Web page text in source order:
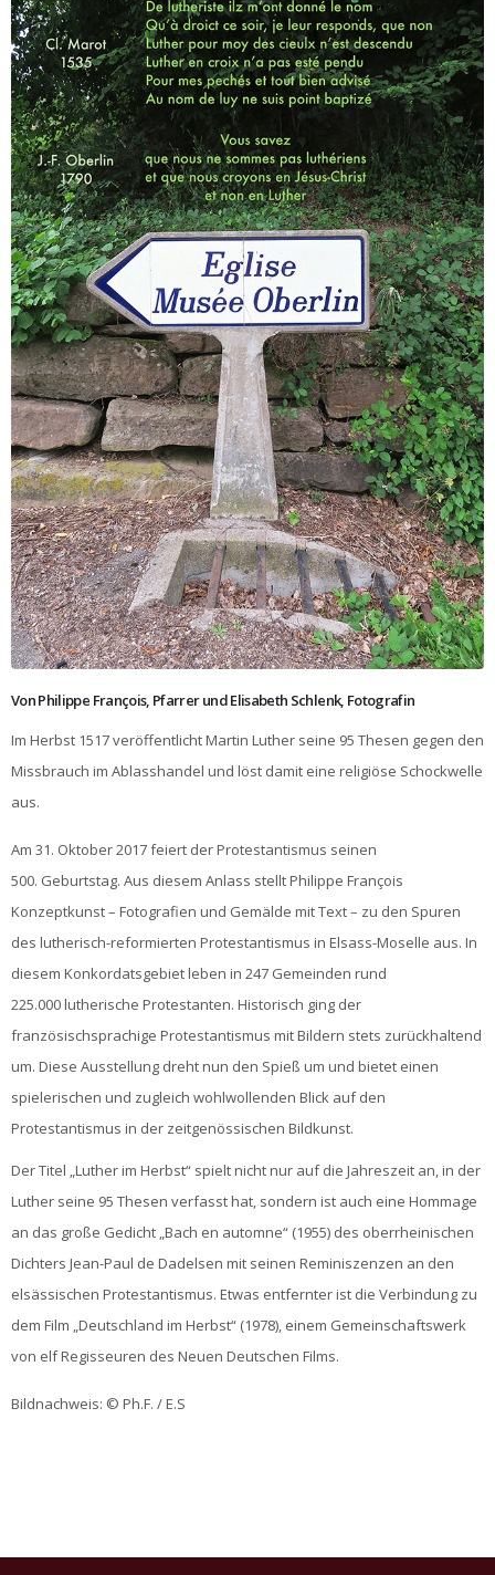
Von Philippe François, Pfarrer und Elisabeth Schlenk, Fotografin
Im Herbst 1517 veröffentlicht Martin Luther seine 95 Thesen gegen den
Missbrauch im Ablasshandel und löst damit eine religiöse Schockwelle
aus.
Am 31. Oktober 2017 feiert der Protestantismus seinen
500. Geburtstag. Aus diesem Anlass stellt Philippe François
Konzeptkunst – Fotografien und Gemälde mit Text – zu den Spuren
des lutherisch-reformierten Protestantismus in Elsass-Moselle aus. In
diesem Konkordatsgebiet leben in 247 Gemeinden rund
225.000 lutherische Protestanten. Historisch ging der
französischsprachige Protestantismus mit Bildern stets zurückhaltend
um. Diese Ausstellung dreht nun den Spieß um und bietet einen
spielerischen und zugleich wohlwollenden Blick auf den
Protestantismus in der zeitgenössischen Bildkunst.
Der Titel „Luther im Herbst“ spielt nicht nur auf die Jahreszeit an, in der
Luther seine 95 Thesen verfasst hat, sondern ist auch eine Hommage
an das große Gedicht „Bach en automne“ (1955) des oberrheinischen
Dichters Jean-Paul de Dadelsen mit seinen Reminiszenzen an den
elsässischen Protestantismus. Etwas entfernter ist die Verbindung zu
dem Film „Deutschland im Herbst“ (1978), einem Gemeinschaftswerk
von elf Regisseuren des Neuen Deutschen Films.
Bildnachweis: © Ph.F. / E.S